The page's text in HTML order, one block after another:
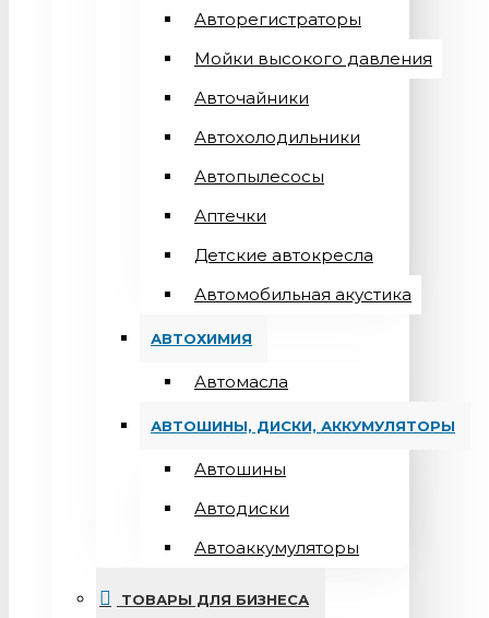
Авторегистраторы
Мойки высокого давления
Авточайники
Автохолодильники
Автопылесосы
Аптечки
Детские автокресла
Автомобильная акустика
АВТОХИМИЯ
Автомасла
АВТОШИНЫ, ДИСКИ, АККУМУЛЯТОРЫ
Автошины
Автодиски
Автоаккумуляторы
ТОВАРЫ ДЛЯ БИЗНЕСА